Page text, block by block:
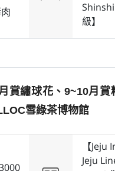
級】
賞繡球花、9~10⽉賞
雪綠茶博物館
【
Jeju